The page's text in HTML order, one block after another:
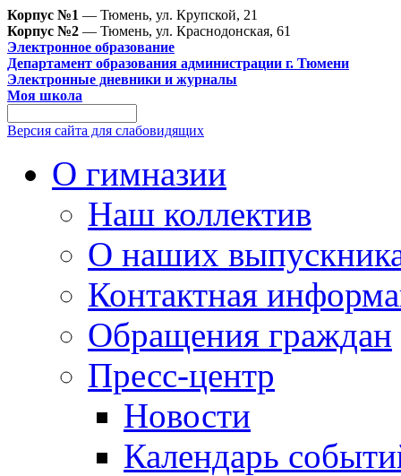
Корпус №1 — Тюмень, ул. Крупской, 21
Корпус №2 — Тюмень, ул. Краснодонская, 61
Электронное образование
Департамент образования администрации г. Тюмени
Электронные дневники и журналы
Моя школа
Версия сайта для слабовидящих
О гимназии
Наш коллектив
О наших
Контактная
Обращения граждан
Пресс-центр
Новости
Календарь